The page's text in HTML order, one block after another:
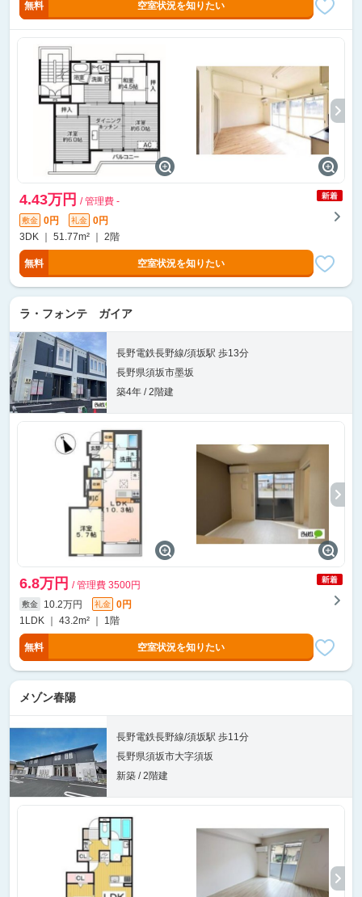
無料 空室状況を知りたい
4.43万円 / 管理費 -
敷金 0円 礼金
0円
3DK ｜ 51.77m² ｜ 2階
無料 空室状況を知りたい
ラ・フォンテ ガイア
長野電鉄長野線/須坂駅 歩13分
長野県須坂市墨坂
築4年 / 2階建
6.8万円 / 管理費 3500円
敷金 10.2万円 礼金
0円
1LDK ｜ 43.2m² ｜ 1階
無料 空室状況を知りたい
メゾン春陽
長野電鉄長野線/須坂駅 歩11分
長野県須坂市大字須坂
新築 / 2階建